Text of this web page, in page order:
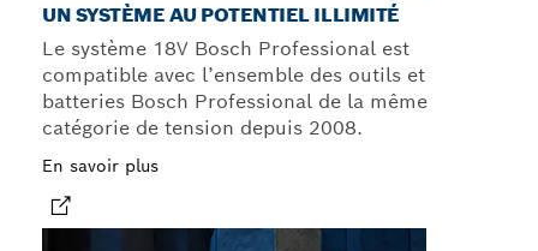
UN SYSTÈME AU POTENTIEL ILLIMITÉ
Le système 18V Bosch Professional est
compatible avec l’ensemble des outils et
batteries Bosch Professional de la même
catégorie de tension depuis 2008.
En savoir plus